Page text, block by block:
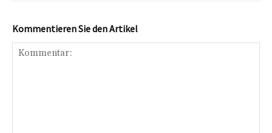
Kommentieren Sie den Artikel